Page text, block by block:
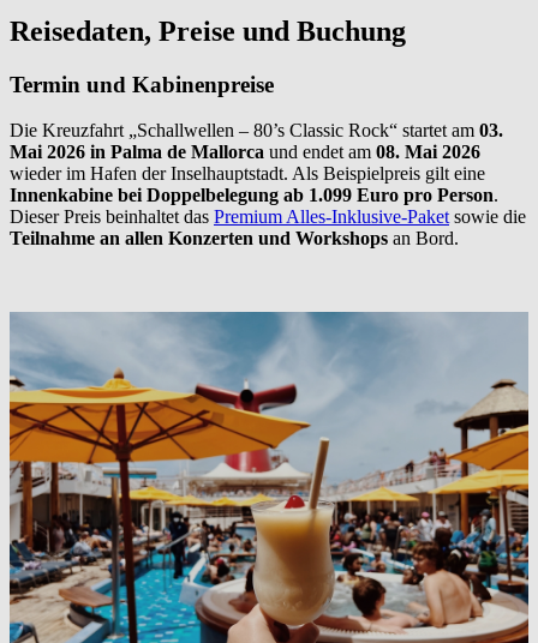
Reisedaten, Preise und Buchung
Termin und Kabinenpreise
Die Kreuzfahrt „Schallwellen – 80’s Classic Rock“ startet am 03.
Mai 2026 in Palma de Mallorca und endet am 08. Mai 2026
wieder im Hafen der Inselhauptstadt. Als Beispielpreis gilt eine
Innenkabine bei Doppelbelegung ab 1.099 Euro pro Person.
Dieser Preis beinhaltet das Premium Alles-Inklusive-Paket sowie die
Teilnahme an allen Konzerten und Workshops an Bord.